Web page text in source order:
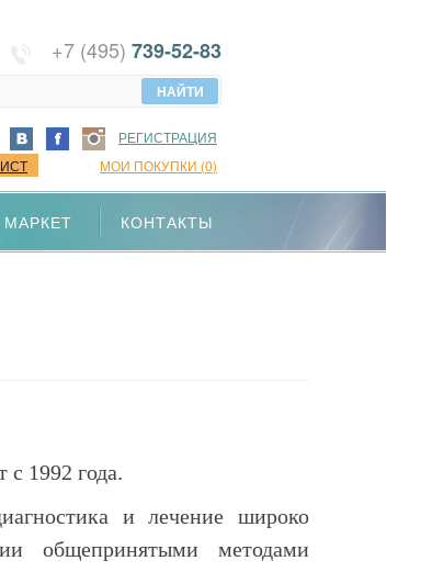
+7 (495) 739-52-83
РЕГИСТРАЦИЯ
МОИ ПОКУПКИ (0)
МАРКЕТ КОНТАКТЫ
с 1992 года.
и лечение широко
общепринятыми методами